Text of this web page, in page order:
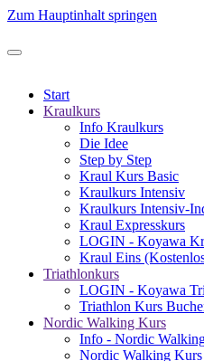
Zum Hauptinhalt springen
Start
Kraulkurs
Info Kraulkurs
Die Idee
Step by Step
Kraul Kurs Basic
Kraulkurs Intensiv
Kraulkurs Intensiv-
Kraul Expresskurs
LOGIN - Koyawa
Kraul Eins
Triathlonkurs
LOGIN - Koyawa
Triathlon Kurs
Nordic Walking Kurs
Info - Nordic
Nordic Walking Kurs